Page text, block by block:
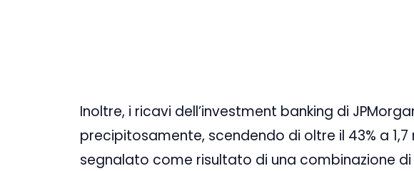
Inoltre, i ricavi dell’investment banking di
precipitosamente, scendendo di oltre il 43% a
segnalato come risultato di una combinazione di